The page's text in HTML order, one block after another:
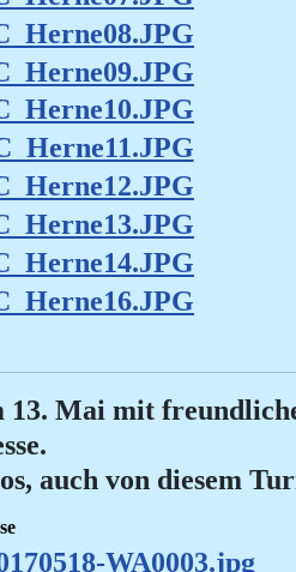
Mai mit
auch von diesem